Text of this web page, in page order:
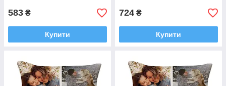
583 ₴
Купити
724 ₴
Купити